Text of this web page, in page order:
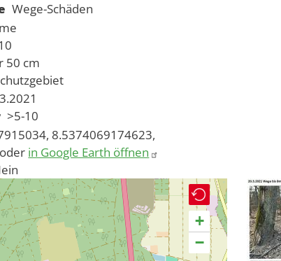
Wege-Schäden
50 cm
>5-10
8.5374069174623,
oder in Google Earth öffnen
+
−